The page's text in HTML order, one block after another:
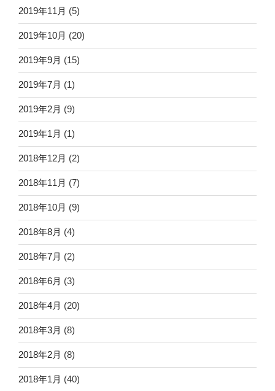
2019年11月 (5)
2019年10月 (20)
2019年9月 (15)
2019年7月 (1)
2019年2月 (9)
2019年1月 (1)
2018年12月 (2)
2018年11月 (7)
2018年10月 (9)
2018年8月 (4)
2018年7月 (2)
2018年6月 (3)
2018年4月 (20)
2018年3月 (8)
2018年2月 (8)
2018年1月 (40)